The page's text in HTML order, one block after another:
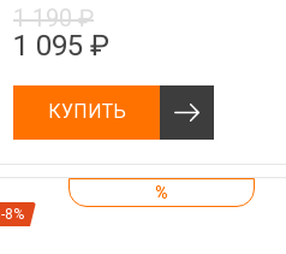
1 190 ₽
1 095 ₽
КУПИТЬ
%
-8%